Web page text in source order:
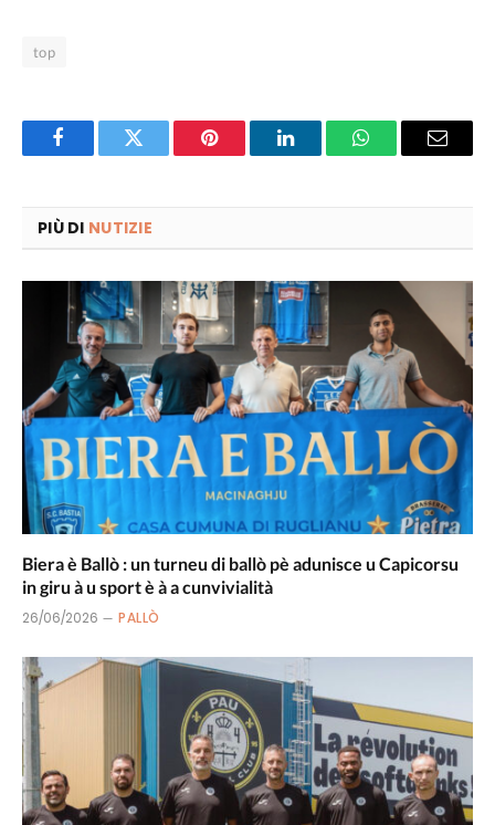
top
FacebookTwitter Pinterest LinkedInWhatsAppEmail
PIÙ DI NUTIZIE
Biera è Ballò : un turneu di ballò pè adunisce u Capicorsu
in giru à u sport è à a cunvivialità
26/06/2026 PALLÒ